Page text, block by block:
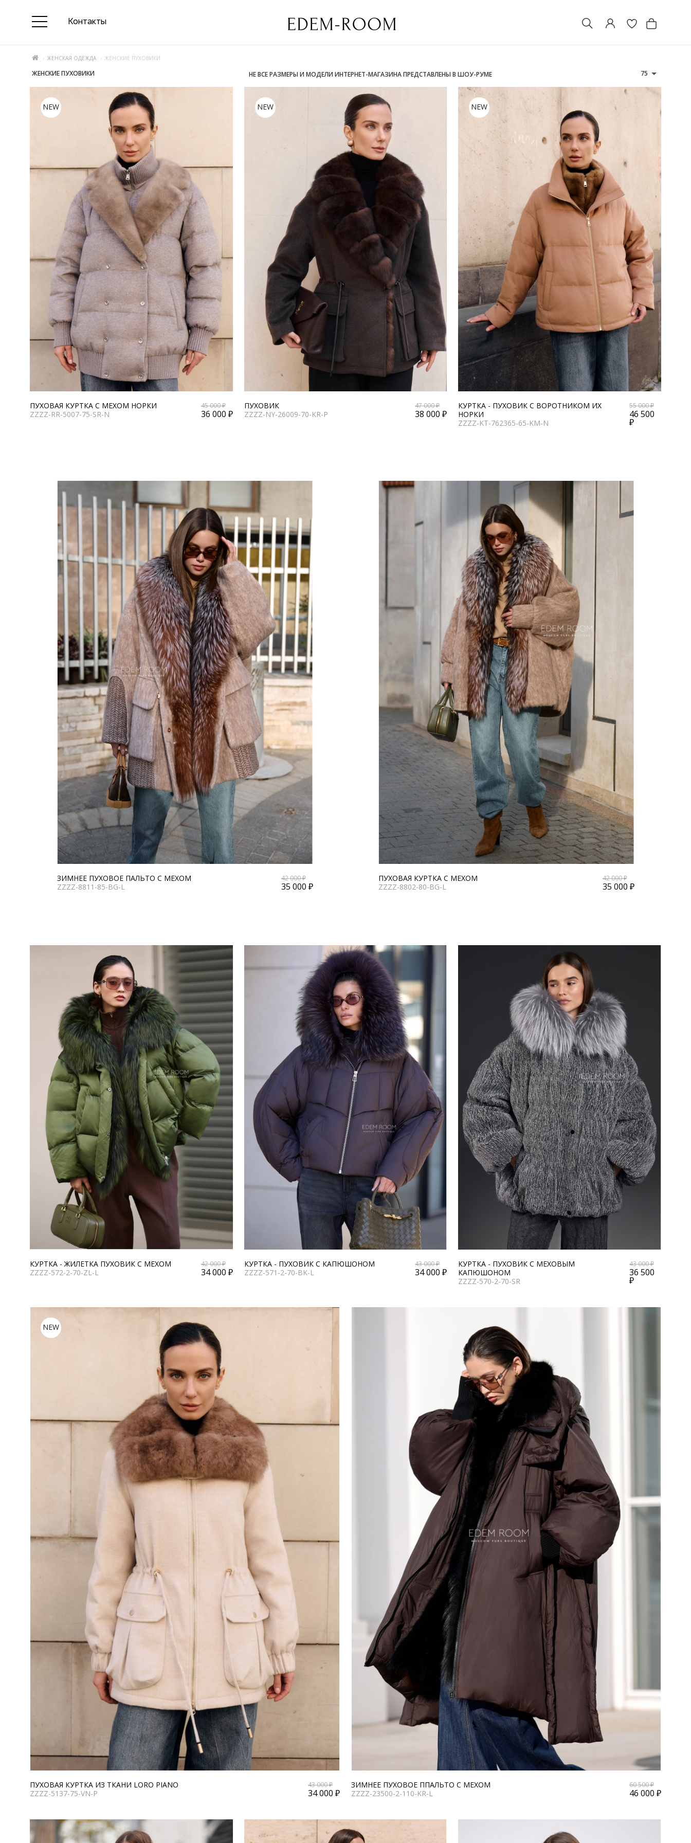
Контакты
ЖЕНСКАЯ ОДЕЖДА ЖЕНСКИЕ ПУХОВИКИ
ЖЕНСКИЕ ПУХОВИКИ НЕ ВСЕ РАЗМЕРЫ И МОДЕЛИ ИНТЕРНЕТ-МАГАЗИНА ПРЕДСТАВЛЕНЫ В ШОУ-РУМЕ 75
NEW
ПУХОВАЯ КУРТКА С МЕХОМ НОРКИ
ZZZZ-RR-5007-75-SR-N
45 000 ₽
36 000 ₽
NEW
ПУХОВИК
ZZZZ-NY-26009-70-KR-P
47 000 ₽
38 000 ₽
NEW
КУРТКА - ПУХОВИК С ВОРОТНИКОМ ИХ
НОРКИ
ZZZZ-KT-762365-65-KM-N
55 000 ₽
46 500
₽
ЗИМНЕЕ ПУХОВОЕ ПАЛЬТО С МЕХОМ
ZZZZ-8811-85-BG-L
42 000 ₽
35 000 ₽
ПУХОВАЯ КУРТКА С МЕХОМ
ZZZZ-8802-80-BG-L
42 000 ₽
35 000 ₽
КУРТКА - ЖИЛЕТКА ПУХОВИК С МЕХОМ
ZZZZ-572-2-70-ZL-L
42 000 ₽
34 000 ₽
КУРТКА - ПУХОВИК С КАПЮШОНОМ
ZZZZ-571-2-70-BK-L
43 000 ₽
34 000 ₽
КУРТКА - ПУХОВИК С МЕХОВЫМ
КАПЮШОНОМ
ZZZZ-570-2-70-SR
43 000 ₽
36 500
₽
NEW
ПУХОВАЯ КУРТКА ИЗ ТКАНИ LORO PIANO
ZZZZ-5137-75-VN-P
43 000 ₽
34 000 ₽
ЗИМНЕЕ ПУХОВОЕ ППАЛЬТО С МЕХОМ
ZZZZ-23500-2-110-KR-L
60 500 ₽
46 000 ₽